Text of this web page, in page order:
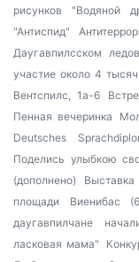
рисунков "Водяной
"Антиспид"
Даугавпилсском
участие около 4
Вентспилс, 1а-6
Пенная вечеринка
Deutsches
Поделись улыбкою
(дополнено)
площади Виенибас
даугавпилчане
ласковая мама"